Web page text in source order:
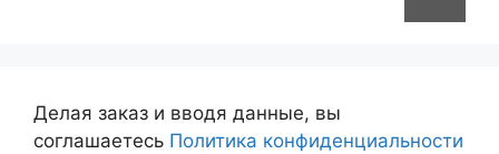
Делая заказ и вводя данные, вы
соглашаетесь Политика конфиденциальности